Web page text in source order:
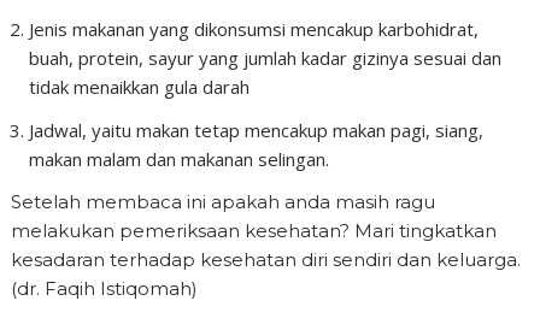
Jenis makanan yang dikonsumsi mencakup karbohidrat,
buah, protein, sayur yang jumlah kadar gizinya sesuai dan
tidak menaikkan gula darah
Jadwal, yaitu makan tetap mencakup makan pagi, siang,
makan malam dan makanan selingan.
Setelah membaca ini apakah anda masih ragu
melakukan pemeriksaan kesehatan? Mari tingkatkan
kesadaran terhadap kesehatan diri sendiri dan keluarga.
(dr. Faqih Istiqomah)